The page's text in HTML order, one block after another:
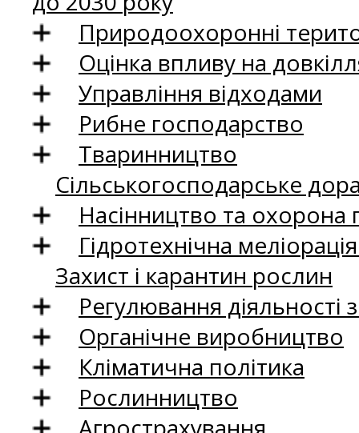
Природоохоронні
Оцінка впливу на
Управління відходами
Рибне господарство
Тваринництво
Сільськогосподарське
Насінництво та
Гідротехнічна
Захист і карантин рослин
Регулювання
Органічне виробництво
Кліматична політика
Рослинництво